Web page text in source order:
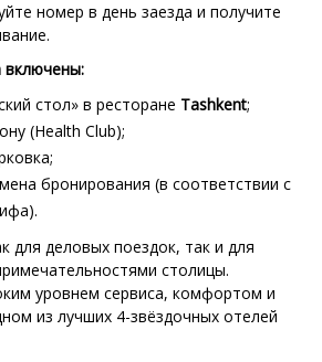
номер в день заезда и получите
включены:
стол» в ресторане Tashkent;
(Health Club);
бронирования (в соответствии с
для деловых поездок, так и для
столицы.
уровнем сервиса, комфортом и
из лучших 4-звёздочных отелей